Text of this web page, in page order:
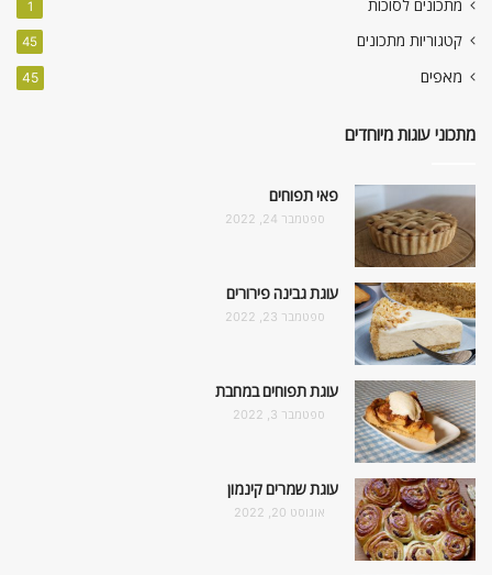
מתכונים לסוכות 1
קטגוריות מתכונים 45
מאפים 45
מתכוני עוגות מיוחדים
פאי תפוחים
ספטמבר 24, 2022
עוגת גבינה פירורים
ספטמבר 23, 2022
עוגת תפוחים במחבת
ספטמבר 3, 2022
עוגת שמרים קינמון
אוגוסט 20, 2022